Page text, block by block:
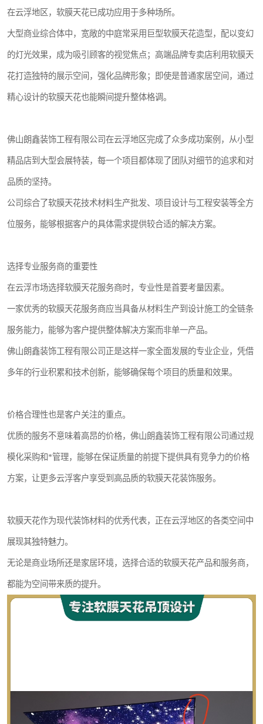
在云浮地区，软膜天花已成功应用于多种场所。
大型商业综合体中，宽敞的中庭常采用巨型软膜天花造型，配以变幻
的灯光效果，成为吸引顾客的视觉焦点；高端品牌专卖店利用软膜天
花打造独特的展示空间，强化品牌形象；即使是普通家居空间，通过
精心设计的软膜天花也能瞬间提升整体格调。
佛山朗鑫装饰工程有限公司在云浮地区完成了众多成功案例，从小型
精品店到大型会展特装，每一个项目都体现了团队对细节的追求和对
品质的坚持。
公司综合了软膜天花技术材料生产批发、项目设计与工程安装等全方
位服务，能够根据客户的具体需求提供较合适的解决方案。
选择专业服务商的重要性
在云浮市场选择软膜天花服务商时，专业性是首要考量因素。
一家优秀的软膜天花服务商应当具备从材料生产到设计施工的全链条
服务能力，能够为客户提供整体解决方案而非单一产品。
佛山朗鑫装饰工程有限公司正是这样一家全面发展的专业企业，凭借
多年的行业积累和技术创新，能够确保每个项目的质量和效果。
价格合理性也是客户关注的重点。
优质的服务不意味着高昂的价格，佛山朗鑫装饰工程有限公司通过规
模化采购和*管理，能够在保证质量的前提下提供具有竞争力的价格
方案，让更多云浮客户享受到高品质的软膜天花装饰服务。
软膜天花作为现代装饰材料的优秀代表，正在云浮地区的各类空间中
展现其独特魅力。
无论是商业场所还是家居环境，选择合适的软膜天花产品和服务商，
都能为空间带来质的提升。